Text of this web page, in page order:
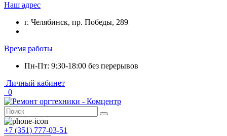
Наш адрес
г. Челябинск, пр. Победы, 289
Время работы
Пн-Пт: 9:30-18:00 без перерывов
Личный кабинет
0
+7 (351) 777-03-51